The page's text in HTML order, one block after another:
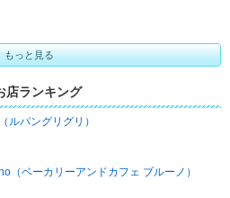
もっと見る
店ランキング
ルパングリグリ）
（ベーカリーアンドカフェ ブルーノ）